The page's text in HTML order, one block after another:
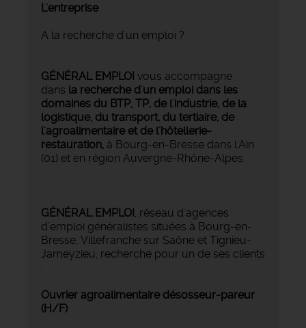
L'entreprise
A la recherche d'un emploi ?
GÉNÉRAL EMPLOI vous accompagne
dans la recherche d'un emploi dans les
domaines du BTP, TP, de l'industrie, de la
logistique, du transport, du tertiaire, de
l'agroalimentaire et de l'hôtellerie-
restauration, à Bourg-en-Bresse dans l'Ain
(01) et en région Auvergne-Rhône-Alpes.
GÉNÉRAL EMPLOI , réseau d'agences
d’emploi généralistes situées à Bourg-en-
Bresse, Villefranche sur Saône et Tignieu-
Jameyzieu, recherche pour un de ses clients
:
Ouvrier agroalimentaire désosseur-pareur
(H/F)